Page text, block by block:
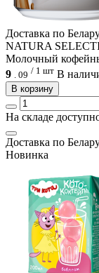
Доcтавка по
NATURA
Молочный
9 . 09 / 1 шт В
В корзину
На складе
Доcтавка по
Новинка